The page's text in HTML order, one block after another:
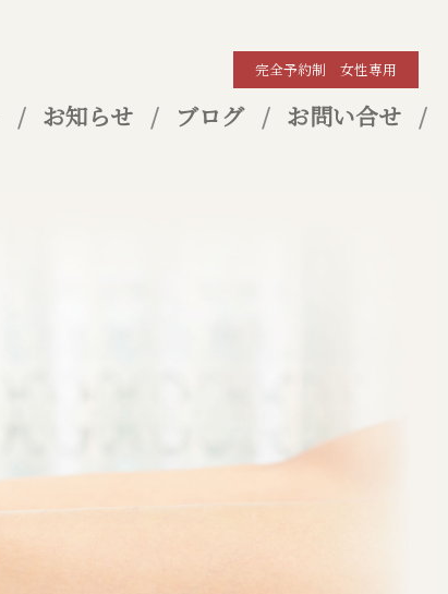
完全予約制 女性専用
お知らせ ブログ お問い合せ